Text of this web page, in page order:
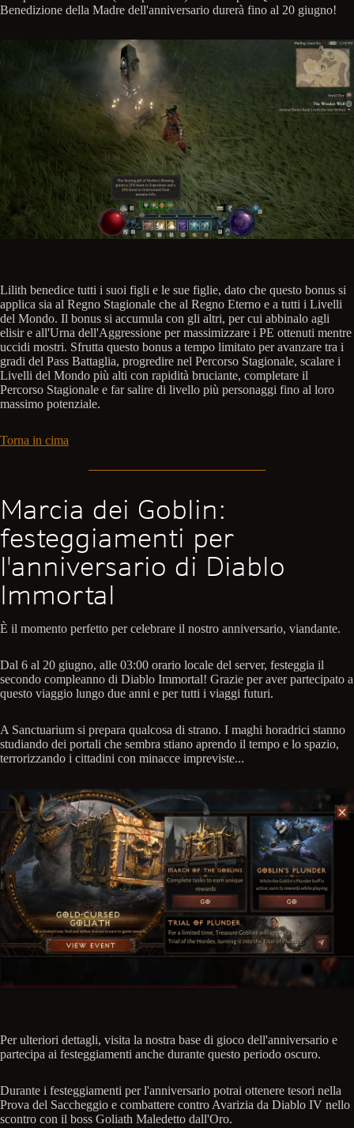
Benedizione della Madre dell'anniversario durerà fino al 20 giugno!
Lilith benedice tutti i suoi figli e le sue figlie, dato che questo bonus si
applica sia al Regno Stagionale che al Regno Eterno e a tutti i Livelli
del Mondo. Il bonus si accumula con gli altri, per cui abbinalo agli
elisir e all'Urna dell'Aggressione per massimizzare i PE ottenuti mentre
uccidi mostri. Sfrutta questo bonus a tempo limitato per avanzare tra i
gradi del Pass Battaglia, progredire nel Percorso Stagionale, scalare i
Livelli del Mondo più alti con rapidità bruciante, completare il
Percorso Stagionale e far salire di livello più personaggi fino al loro
massimo potenziale.
Torna in cima
Marcia dei Goblin:
festeggiamenti per
l'anniversario di Diablo
Immortal
È il momento perfetto per celebrare il nostro anniversario, viandante.
Dal 6 al 20 giugno, alle 03:00 orario locale del server, festeggia il
secondo compleanno di Diablo Immortal! Grazie per aver partecipato a
questo viaggio lungo due anni e per tutti i viaggi futuri.
A Sanctuarium si prepara qualcosa di strano. I maghi horadrici stanno
studiando dei portali che sembra stiano aprendo il tempo e lo spazio,
terrorizzando i cittadini con minacce impreviste...
Per ulteriori dettagli, visita la nostra base di gioco dell'anniversario e
partecipa ai festeggiamenti anche durante questo periodo oscuro.
Durante i festeggiamenti per l'anniversario potrai ottenere tesori nella
Prova del Saccheggio e combattere contro Avarizia da Diablo IV nello
scontro con il boss Goliath Maledetto dall'Oro.